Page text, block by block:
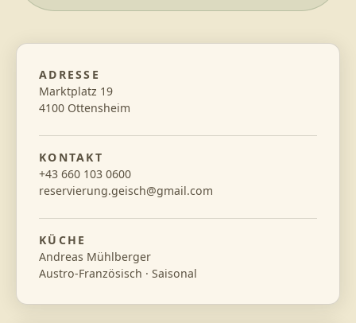
ADRESSE
Marktplatz 19
4100 Ottensheim
KONTAKT
+43 660 103 0600
reservierung.geisch@gmail.com
KÜCHE
Andreas Mühlberger
Austro-Französisch · Saisonal